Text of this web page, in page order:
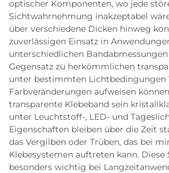
optischer Komponenten, wo jede
Sichtwahrnehmung inakzeptabel
über verschiedene Dicken hinweg
zuverlässigen Einsatz in
unterschiedlichen
Gegensatz zu herkömmlichen
unter bestimmten Lichtbedingungen
Farbveränderungen aufweisen
transparente Klebeband sein
unter Leuchtstoff-, LED- und
Eigenschaften bleiben über die Zeit
das Vergilben oder Trüben, das bei
Klebesystemen auftreten kann.
besonders wichtig bei